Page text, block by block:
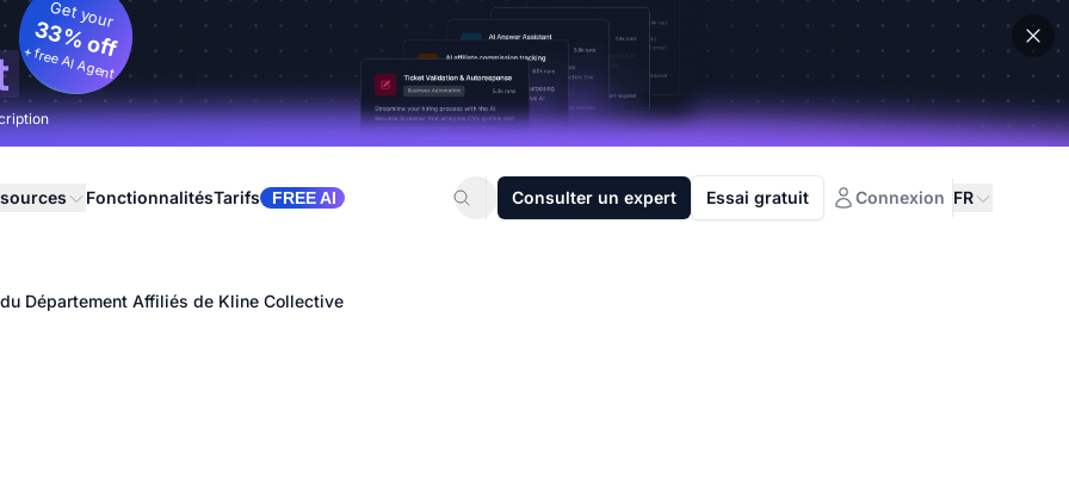
Get your
33% off
+ free AI Agent
FonctionnalitésTarifs FREE AI Consulter un expert Essai gratuit Connexion FR
Département Affiliés de Kline Collective